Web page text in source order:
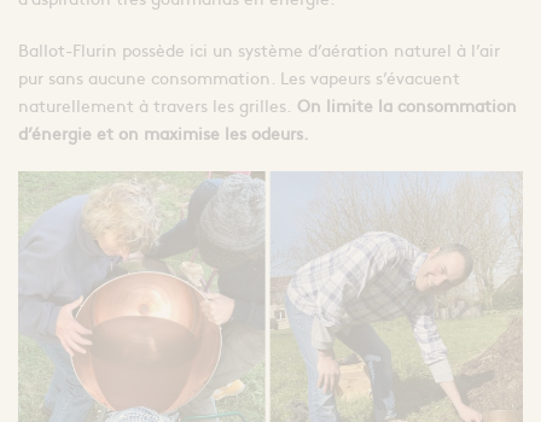
Ballot-Flurin possède ici un système d’aération naturel à l’air
pur sans aucune consommation. Les vapeurs s’évacuent
naturellement à travers les grilles. On limite la consommation
d’énergie et on maximise les odeurs.